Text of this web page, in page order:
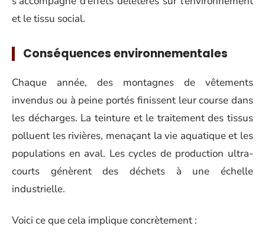
et le tissu social.
Conséquences environnementales
Chaque année, des montagnes de vêtements
invendus ou à peine portés finissent leur course dans
les décharges. La teinture et le traitement des tissus
polluent les rivières, menaçant la vie aquatique et les
populations en aval. Les cycles de production ultra-
courts génèrent des déchets à une échelle
industrielle.
Voici ce que cela implique concrètement :